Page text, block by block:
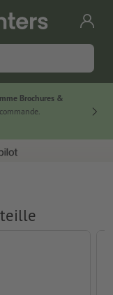
Brochures &